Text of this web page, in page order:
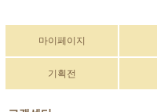
마이페이지
기획전